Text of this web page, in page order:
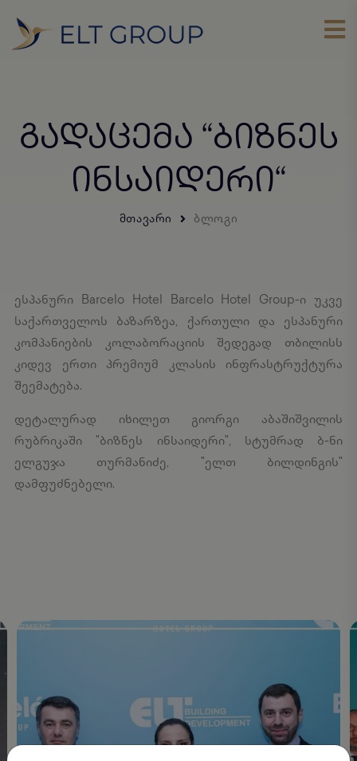
ᲒᲐᲓᲐᲪᲔᲛᲐ “ᲑᲘᲖᲜᲔᲡ
ᲘᲜᲡᲐᲘᲓᲔᲠᲘ“
ᲛᲗᲐᲕᲐᲠᲘ ᲑᲚᲝᲒᲘ
ესპანური Barcelo Hotel Barcelo Hotel Group-ი უკვე
საქართველოს ბაზარზეა, ქართული და ესპანური
კომპანიების კოლაბორაციის შედეგად თბილისს
კიდევ ერთი პრემიუმ კლასის ინფრასტრუქტურა
შეემატება.
დეტალურად იხილეთ გიორგი აბაშიშვილის
რუბრიკაში "ბიზნეს ინსაიდერი", სტუმრად ბ-ნი
ელგუჯა თურმანიძე, "ელთ ბილდინგის"
დამფუძნებელი.